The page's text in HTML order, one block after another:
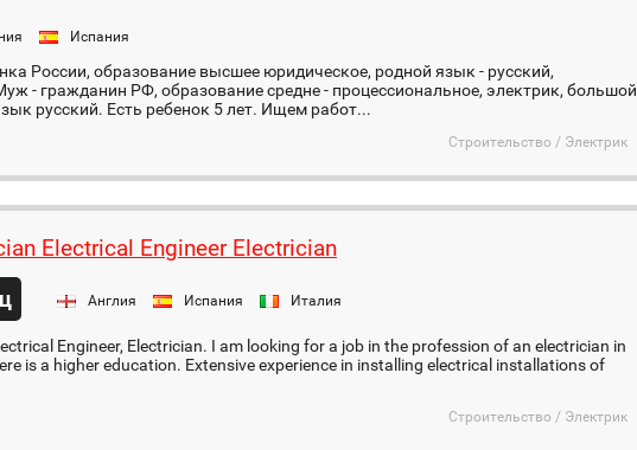
Испания
России, образование высшее юридическое, родной язык - русский,
- гражданин РФ, образование средне - процессиональное, электрик, большой
русский. Есть ребенок 5 лет. Ищем работ...
Строительство / Электрик
Electrical Engineer Electrician
Англия Испания Италия
Engineer, Electrician. I am looking for a job in the profession of an electrician in
is a higher education. Extensive experience in installing electrical installations of
Строительство / Электрик